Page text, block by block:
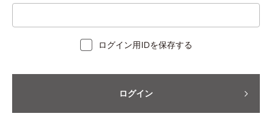
ログイン用IDを保存する
ログイン